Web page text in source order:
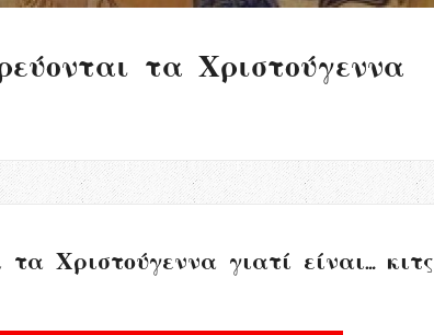
τα Χριστούγεννα
Χριστούγεννα γιατί είναι… κιτς